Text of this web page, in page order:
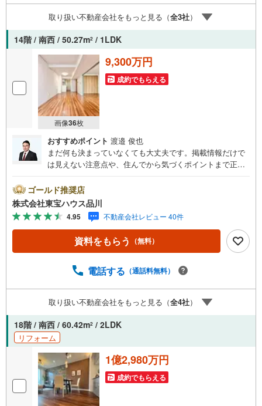
時受け付けております！■頭金0円からのご購入可能です■
（諸費用もOK）お気軽にお問い合わせください。
取り扱い不動産会社をもっと見る（全3社）
14階 / 南西 / 50.27m2 / 1LDK
画像36枚
9,300万円
成約でもらえる
おすすめポイント 渡邉 俊也
まだ何も決まっていなくても大丈夫です。掲載情報だけで
は見えない注意点や、住んでから気づくポイントまで正直
とも包み隠さずお伝えし、「納得して選ぶ」ためのサポー
トを大切にしています。現地でしか分からないリアルな情
報も含めて、一緒に後悔しない住まい探しを進めていきま
しょう。まずはお気軽にご相談ください。【Yahoo！ 不動
産キャンペーン対象店舗】当店で物件を成約するとPayPay
ボーナスライトがもらえる「Yahoo！ 不動産 物件ご成約キ
予約をする」ボタンからお問い合わせください。※必ずYah
スライトは出金と譲渡はできません。ご案内・詳細な資料
のご請求はお気軽にどうぞ♪お電話でのお問い合わせも常
時受け付けております！お気軽にお問い合わせください。
ゴールド推奨店
株式会社東宝ハウス品川
4.95 不動産会社レビュー 40件
資料をもらう （無料）
電話する （通話料無料）
取り扱い不動産会社をもっと見る（全4社）
18階 / 南西 / 60.42m2 / 2LDK
リフォーム
1億2,980万円
成約でもらえる